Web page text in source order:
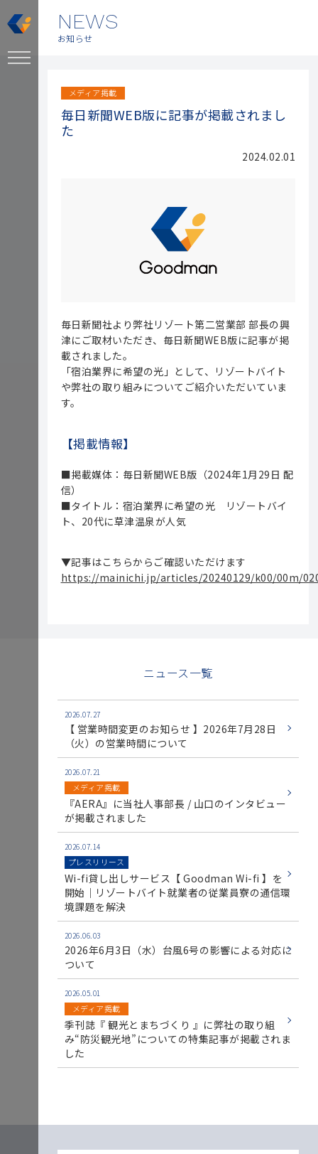
NEWS
お知らせ
メディア掲載
毎日新聞WEB版に記事が掲載されまし
た
2024.02.01
毎日新聞社より弊社リゾート第二営業部 部長の興
津にご取材いただき、毎日新聞WEB版に記事が掲
載されました。
「宿泊業界に希望の光」として、リゾートバイト
や弊社の取り組みについてご紹介いただいていま
す。
【掲載情報】
■掲載媒体：毎日新聞WEB版（2024年1月29日 配
信）
■タイトル：宿泊業界に希望の光 リゾートバイ
ト、20代に草津温泉が人気
▼記事はこちらからご確認いただけます
https://mainichi.jp/articles/20240129/k00/00m/
ニュース一覧
2026.07.27
【 営業時間変更のお知らせ 】2026年7月28日
（火）の営業時間について
2026.07.21
メディア掲載
『AERA』に当社人事部長 / 山口のインタビュー
が掲載されました
2026.07.14
プレスリリース
Wi-fi貸し出しサービス【 Goodman Wi-fi 】を
開始｜リゾートバイト就業者の従業員寮の通信環
境課題を解決
2026.06.03
2026年6月3日（水）台風6号の影響による対応に
ついて
2026.05.01
メディア掲載
季刊誌『 観光とまちづくり 』に弊社の取り組
み“防災観光地”についての特集記事が掲載されま
した